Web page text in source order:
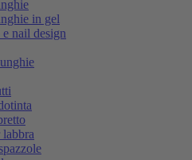
in gel
nail design
labbra